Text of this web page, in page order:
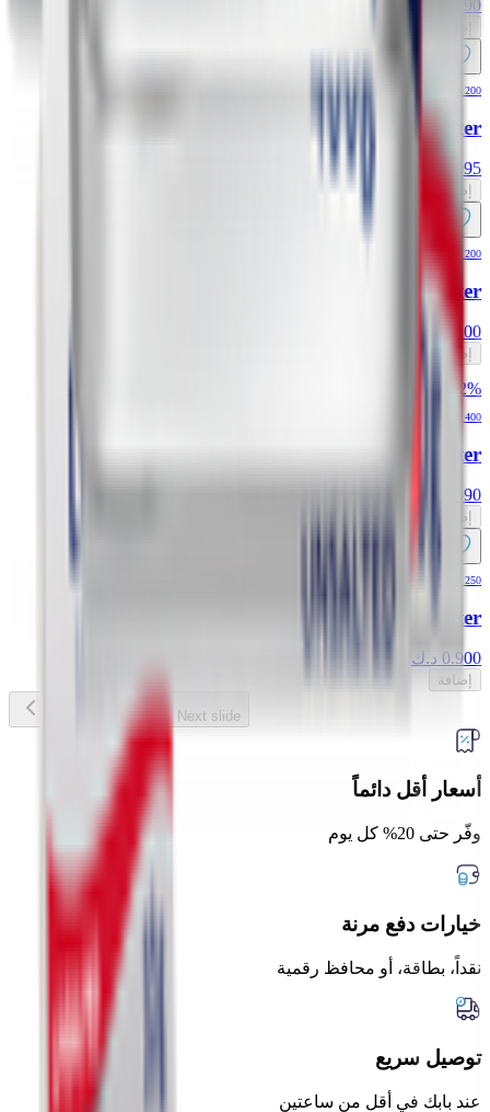
1.590
1.810
200 gm
Lurpak Soft Salted Butter
0.995
إضافة
200 gm
Lurpak Organic Unsalted Butter
1.100 د.ك
إضافة
12% OFF
400 gm
Lurpak Soft Salted Butter
1.590
إضافة
250 gm
Lurpak Lighter Unsalted Spreadable Butter
0.900 د.ك
إضافة
Previous slide Next slide
أسعار أقل دائماً
وفّر حتى 20% كل يوم
خيارات دفع مرنة
نقداً، بطاقة، أو محافظ رقمية
توصيل سريع
عند بابك في أقل من ساعتين